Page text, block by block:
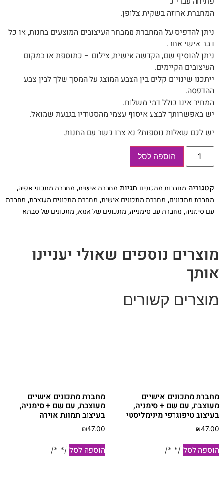
המחברת‭ ‬ארוזה‭ ‬בשקית צלופן.‬
‬דבר‭ ‬אישי‭ ‬אחר‭.‬
ניתן‭ ‬להוסיף‭ ‬שם‭,‬ הקדשה‭ ‬אישית, צילום – כתוספת או במקום
העיצובים הקיימים.
‬ההדפסה‭.‬
המחיר‭ ‬אינו‭ ‬כולל‭ ‬דמי‭ ‬משלוח‭.‬
יש‭ ‬באפשרותך‭ ‬לבצע‭ ‬איסוף‭ ‬עצמי‭ ‬מהסטודיו‭ ‬בגבעת‭ ‬שמואל‭.‬
יש לכם שאלות נוספות? נא צרו קשר עם החנות.
כמות
מחברת
מעוצבת,
עם
שם
+
תפוז
הוספה לסל
קטגוריה מחברות מתכונים תגיות מחברת אישית, מחברת מתכוני אפיה,
מחברת מתכונים, מחברת מתכונים אישית, מחברת מתכונים מעוצבת, מחברת
עם סימניה, מחברת עם סימנייה, מתכונים של אמא, מתכונים של סבתא
מוצרים נוספים שאולי יעניינו
אותך
מוצרים קשורים
מחברת מתכונים אישיים
מעוצבת, עם שם + סימניה,
בעיצוב טיפוגרפי מינימליסטי
₪47.00
הוספה לסל /* */
מחברת מתכונים אישיים
מעוצבת, עם שם + סימניה,
בעיצוב תמונת אוירה
₪47.00
הוספה לסל /* */